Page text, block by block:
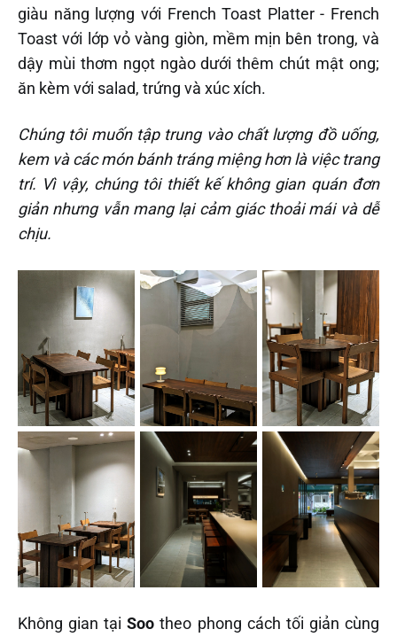
giàu năng lượng với French Toast Platter - French
Toast với lớp vỏ vàng giòn, mềm mịn bên trong, và
dậy mùi thơm ngọt ngào dưới thêm chút mật ong;
ăn kèm với salad, trứng và xúc xích.
Chúng tôi muốn tập trung vào chất lượng đồ uống,
kem và các món bánh tráng miệng hơn là việc trang
trí. Vì vậy, chúng tôi thiết kế không gian quán đơn
giản nhưng vẫn mang lại cảm giác thoải mái và dễ
chịu.
Không gian tạiSoo theo phong cách tối giản cùng